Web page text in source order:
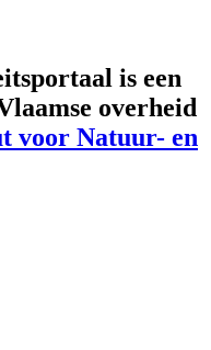
is een
overheid
voor Natuur- en